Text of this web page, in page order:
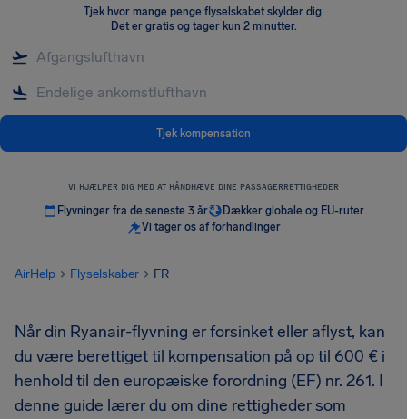
Tjek hvor mange penge flyselskabet skylder dig.
Det er gratis og tager kun 2 minutter.
Tjek kompensation
VI HJÆLPER DIG MED AT HÅNDHÆVE DINE PASSAGERRETTIGHEDER
Flyvninger fra de seneste 3 år
Dækker globale og EU-ruter
Vi tager os af forhandlinger
AirHelp Flyselskaber FR
Når din Ryanair-flyvning er forsinket eller aflyst, kan
du være berettiget til kompensation på op til 600 € i
henhold til den europæiske forordning (EF) nr. 261. I
denne guide lærer du om dine rettigheder som